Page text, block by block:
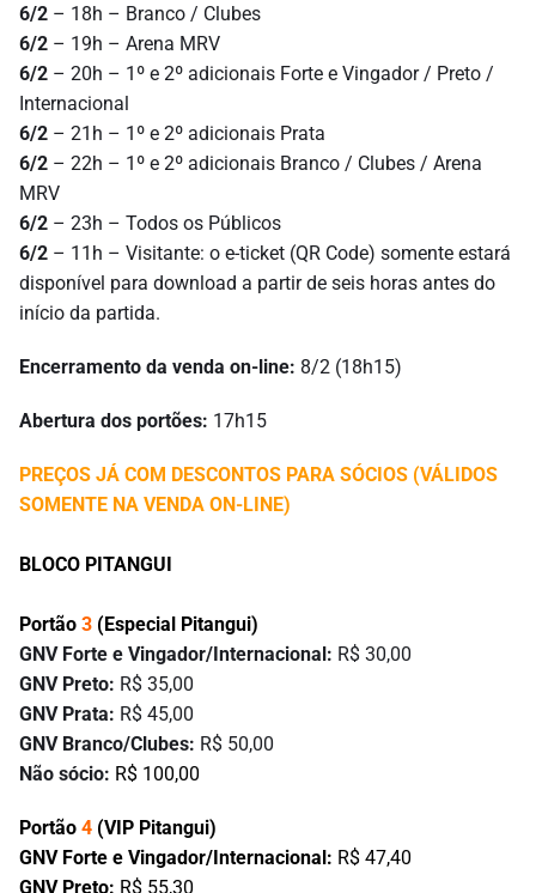
6/2 – 18h – Branco / Clubes
6/2 – 19h – Arena MRV
6/2 – 20h – 1º e 2º adicionais Forte e Vingador / Preto /
Internacional
6/2 – 21h – 1º e 2º adicionais Prata
6/2 – 22h – 1º e 2º adicionais Branco / Clubes / Arena
MRV
6/2 – 23h – Todos os Públicos
6/2 – 11h – Visitante: o e-ticket (QR Code) somente estará
disponível para download a partir de seis horas antes do
início da partida.
Encerramento da venda on-line: 8/2 (18h15)
Abertura dos portões: 17h15
PREÇOS JÁ COM DESCONTOS PARA SÓCIOS (VÁLIDOS
SOMENTE NA VENDA ON-LINE)
BLOCO PITANGUI
Portão 3 (Especial Pitangui)
GNV Forte e Vingador/Internacional: R$ 30,00
GNV Preto: R$ 35,00
GNV Prata: R$ 45,00
GNV Branco/Clubes: R$ 50,00
Não sócio: R$ 100,00
Portão 4 (VIP Pitangui)
GNV Forte e Vingador/Internacional: R$ 47,40
GNV Preto: R$ 55,30